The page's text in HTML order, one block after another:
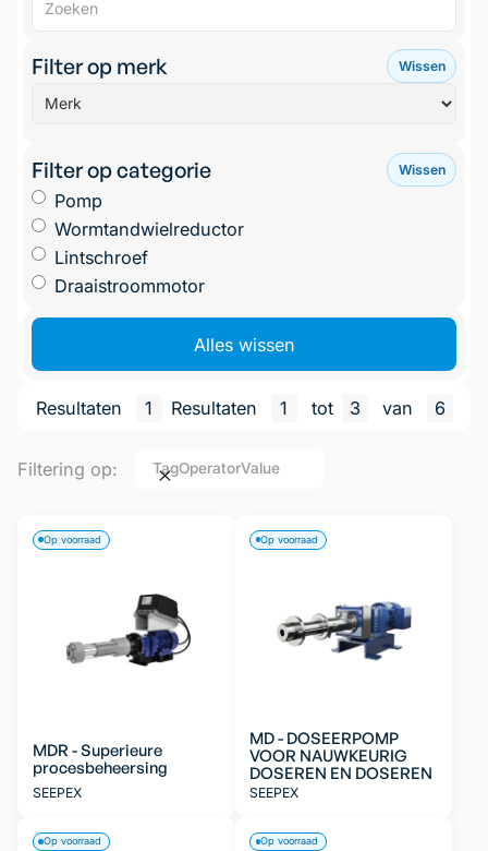
Filter op merk Wissen
Filter op categorie Wissen
Pomp
Wormtandwielreductor
Lintschroef
Draaistroommotor
Alles wissen
Resultaten 1 Resultaten 1 tot 3 van 6
Filtering op: TagOperatorValue
MDR - Superieure
procesbeheersing
SEEPEX
Op voorraad
MD - DOSEERPOMP
VOOR NAUWKEURIG
DOSEREN EN DOSEREN
SEEPEX
Op voorraad
Op voorraad Op voorraad